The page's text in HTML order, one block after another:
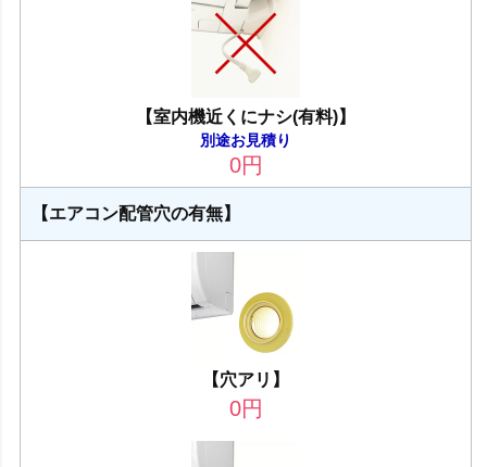
【室内機近くにナシ(有料)】
別途お見積り
0円
【エアコン配管穴の有無】
【穴アリ】
0円